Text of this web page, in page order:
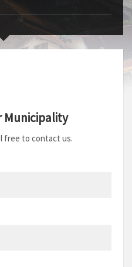
Municipality
free to contact us.